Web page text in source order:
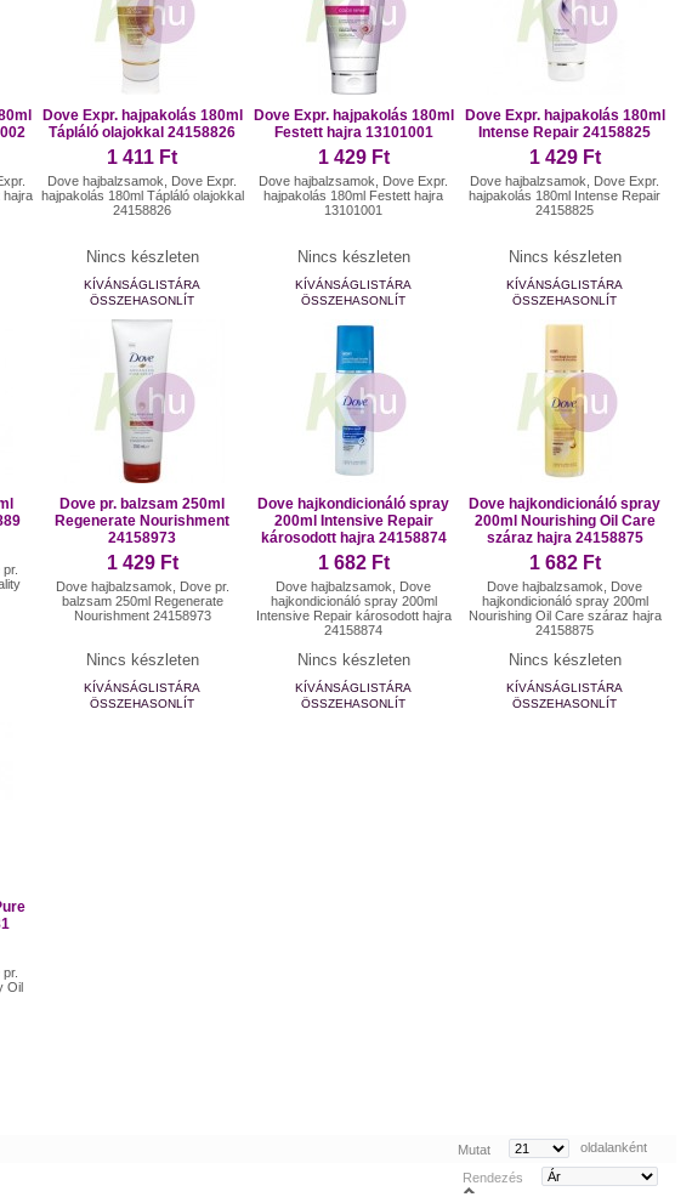
hajra
Dove Expr. hajpakolás 180ml
Tápláló olajokkal 24158826
1 411 Ft
Dove hajbalzsamok, Dove Expr.
hajpakolás 180ml Tápláló olajokkal
24158826
Nincs készleten
KÍVÁNSÁGLISTÁRA
ÖSSZEHASONLÍT
Dove Expr. hajpakolás 180ml
Festett hajra 13101001
1 429 Ft
Dove hajbalzsamok, Dove Expr.
hajpakolás 180ml Festett hajra
13101001
Nincs készleten
KÍVÁNSÁGLISTÁRA
ÖSSZEHASONLÍT
Dove Expr. hajpakolás 180ml
Intense Repair 24158825
1 429 Ft
Dove hajbalzsamok, Dove Expr.
hajpakolás 180ml Intense Repair
24158825
Nincs készleten
KÍVÁNSÁGLISTÁRA
ÖSSZEHASONLÍT
Dove pr. balzsam 250ml
Regenerate Nourishment
24158973
1 429 Ft
Dove hajbalzsamok, Dove pr.
balzsam 250ml Regenerate
Nourishment 24158973
Nincs készleten
KÍVÁNSÁGLISTÁRA
ÖSSZEHASONLÍT
Dove hajkondicionáló spray
200ml Intensive Repair
károsodott hajra 24158874
1 682 Ft
Dove hajbalzsamok, Dove
hajkondicionáló spray 200ml
Intensive Repair károsodott hajra
24158874
Nincs készleten
KÍVÁNSÁGLISTÁRA
ÖSSZEHASONLÍT
Dove hajkondicionáló spray
200ml Nourishing Oil Care
száraz hajra 24158875
1 682 Ft
Dove hajbalzsamok, Dove
hajkondicionáló spray 200ml
Nourishing Oil Care száraz hajra
24158875
Nincs készleten
KÍVÁNSÁGLISTÁRA
ÖSSZEHASONLÍT
Oil
Mutat oldalanként
Rendezés